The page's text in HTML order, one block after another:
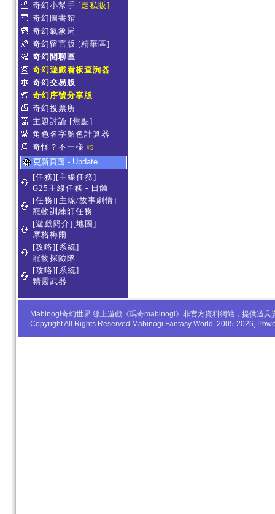
奇幻小幫手 [走私販]
奇幻圖書館
奇幻氣象局
奇幻留言版 [精華區]
奇幻閒聊區
奇幻遊戲看板查詢器
奇幻交易版
奇幻序號分享版
奇幻投票所
主題討論 [焦點]
角色名字顏色計算器
奇怪？不一樣 #5
更新頁面 - Update
[任務][主線任務]
G25主線任務 - 日蝕
[任務][主線/故事劇情]
寵物訓練師任務
[遊戲簡介][地圖]
摩格梅爾
[攻略][系統]
寵物探險隊
[攻略][系統]
精靈武器
Mabinogi奇幻世界 線上遊戲《瑪奇mabinogi》非官方資料網站，提供道
Copyright All Rights Reserved Mabinogi Fantasy World. 2005-2026,